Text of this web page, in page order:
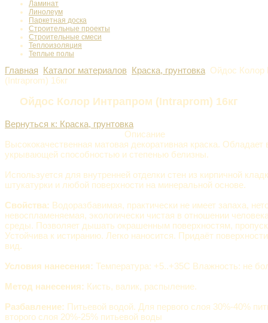
Ламинат
Линолеум
Паркетная доска
Строительные проекты
Строительные смеси
Теплоизоляция
Теплые полы
Главная Каталог материалов Краска, грунтовка Ойдос Колор
(Intraprom) 16кг
Ойдос Колор Интрапром (Intraprom) 16кг
Вернуться к: Краска, грунтовка
Описание
Высококачественная матовая декоративная краска. Обладает
укрывающей способностью и степенью белизны.
Используется для внутренней отделки стен из кирпичной
штукатурки и любой поверхности на минеральной основе.
Свойства: Водоразбавимая, практически не имеет запаха,
невоспламеняемая, экологически чистая в отношении
среды. Позволяет дышать окрашенным поверхностям,
Устойчива к истиранию. Легко наносится. Придаёт
вид.
Условия нанесения: Температура: +5..+35С Влажность: не
Метод нанесения: Кисть, валик, распыление.
Разбавление: Питьевой водой. Для первого слоя 30%-40%
второго слоя 20%-25% питьевой воды